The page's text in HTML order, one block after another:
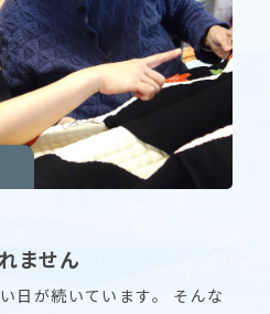
ません
日が続いています。 そんな